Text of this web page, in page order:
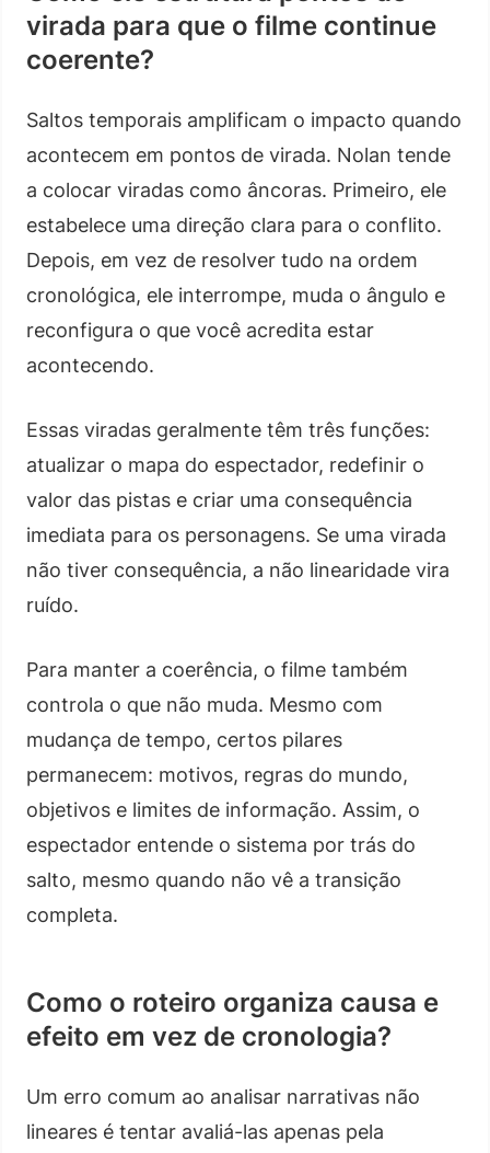
virada para que o filme continue
coerente?
Saltos temporais amplificam o impacto quando
acontecem em pontos de virada. Nolan tende
a colocar viradas como âncoras. Primeiro, ele
estabelece uma direção clara para o conflito.
Depois, em vez de resolver tudo na ordem
cronológica, ele interrompe, muda o ângulo e
reconfigura o que você acredita estar
acontecendo.
Essas viradas geralmente têm três funções:
atualizar o mapa do espectador, redefinir o
valor das pistas e criar uma consequência
imediata para os personagens. Se uma virada
não tiver consequência, a não linearidade vira
ruído.
Para manter a coerência, o filme também
controla o que não muda. Mesmo com
mudança de tempo, certos pilares
permanecem: motivos, regras do mundo,
objetivos e limites de informação. Assim, o
espectador entende o sistema por trás do
salto, mesmo quando não vê a transição
completa.
Como o roteiro organiza causa e
efeito em vez de cronologia?
Um erro comum ao analisar narrativas não
lineares é tentar avaliá-las apenas pela